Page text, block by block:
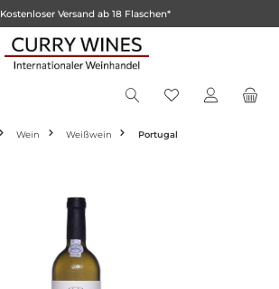
Kostenloser Versand ab 18 Flaschen*
Wein Weißwein Portugal